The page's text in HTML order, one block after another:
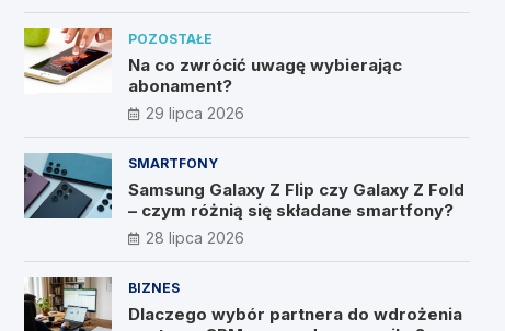
POZOSTAŁE
Na co zwrócić uwagę wybierając
abonament?
29 lipca 2026
SMARTFONY
Samsung Galaxy Z Flip czy Galaxy Z Fold
– czym różnią się składane smartfony?
28 lipca 2026
BIZNES
Dlaczego wybór partnera do wdrożenia